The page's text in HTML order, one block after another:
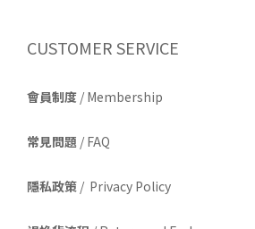
CUSTOMER SERVICE
會員制度 / Membership
常見問題 / FAQ
隱私政策 / Privacy Policy